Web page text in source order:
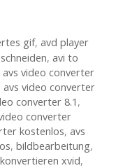
gif, avd player
, avi to
avs video converter
avs video converter
converter 8.1 ,
converter
kostenlos, avs
, bildbearbeitung,
xvid,